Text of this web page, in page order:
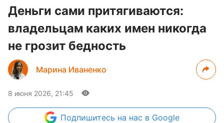
Деньги сами притягиваются:
владельцам каких имен никогда
не грозит бедность
Марина Иваненко
8 июня 2026, 21:45
Подпишитесь на нас в Google